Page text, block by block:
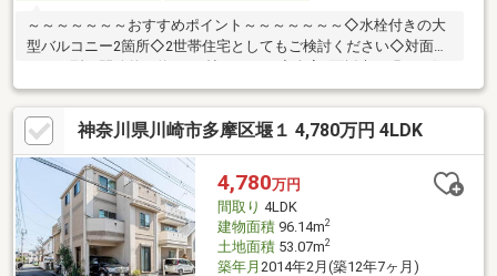
～～～～～～～おすすめポイント～～～～～～～◇水栓付きの大
型バルコニー2箇所◇2世帯住宅としてもご検討ください◇対面キ
まい◇食器洗乾燥機付きでご家族の食器もスッキリピカピカ◇
日々の疲れを癒す落ち着いた住環境【センチュリー２１ホームラ
イフ】「０１２０-８６５-０２１」（通話料無料）住宅ローンの
ご相談、無料ＦＰも承ります！お気軽にお問合せ下さい♪「登戸」
駅から徒歩３分！駐車場完備！『キッズルーム・授乳室・おむつ
変え室』も完備しておりますので、小さなお子様がいらっしゃる
お客様も安心してご来店下さい。
神奈川県川崎市多摩区堰１ 4,780万円 4LDK
4,780万円
間取り 4LDK
建物面積96.14m2
土地面積53.07m2
築年月 2014年2月(築12年7ヶ月)